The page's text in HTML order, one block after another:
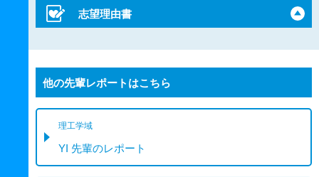
志望理由書
他の先輩レポートはこちら
理工学域
YI 先輩のレポート